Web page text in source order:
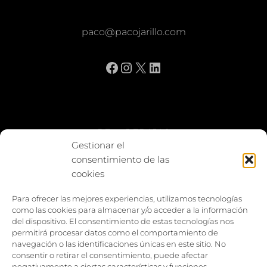
Gestionar el
consentimiento de las
cookies
Para ofrecer las mejores experiencias, utilizamos tecnologías
como las cookies para almacenar y/o acceder a la información
del dispositivo. El consentimiento de estas tecnologías nos
permitirá procesar datos como el comportamiento de
navegación o las identificaciones únicas en este sitio. No
consentir o retirar el consentimiento, puede afectar
paco@pacojarillo.com
Facebook
Instagram
X LinkedIn
BE vs REBAJAS
Entes
Capturar y compartir
Vía larga